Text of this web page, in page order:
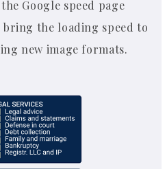
Google speed page
the loading speed to
new image formats.